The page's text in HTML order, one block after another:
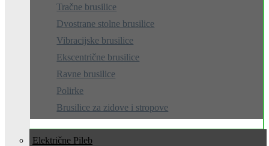
Tračne brusilice
Dvostrane stolne brusilice
Vibracijske brusilice
Ekscentrične brusilice
Ravne brusilice
Polirke
Brusilice za zidove i stropove
Električne Pile